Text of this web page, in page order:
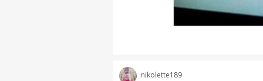
nikolette189